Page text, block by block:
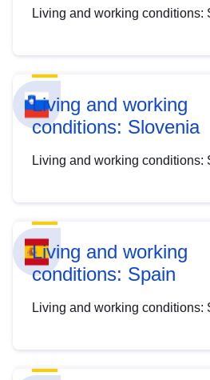
Living and working conditions:
Living and working
conditions: Slovenia
Living and working conditions:
Living and working
conditions: Spain
Living and working conditions: